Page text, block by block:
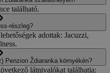
található.
részleg?
adottak: Jacuzzi,
Penzion Ždiaranka környékén?
látnivalókat találhatja: